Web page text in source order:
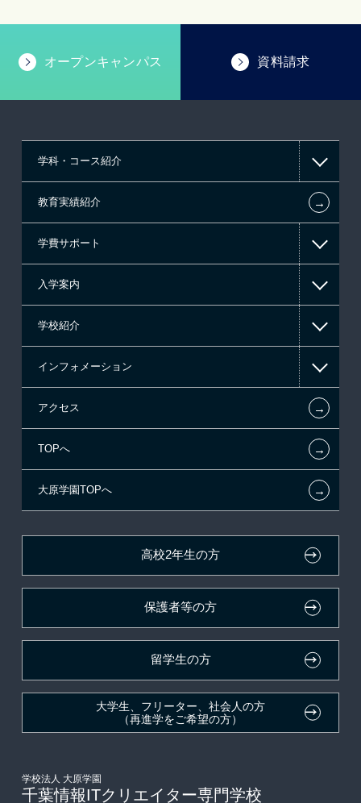
オープンキャンパス 資料請求
学科・コース紹介
情報IT系
ゲーム系
教育実績紹介 ←
学費サポート
高等教育の修学支援新制度
日本学生支援機構の奨学金
国の教育ローン
提携教育ローン
新聞奨学生
試験による特待生制度
入学案内
一般入学
AO入学
指定校推薦入学
指定校自己推薦入学
特別推薦入学
生徒会活動推薦入学
在校生・卒業生紹介推薦入学
大学生・短期大学生特別入学
学費
入学前のお勧め学習システム
学校紹介
在校生からあなたへ
施設・研修所
学生寮・マンションのご案内
大原の資格サポート制度
インフォメーション
お知らせ・新着情報
在校生へのお知らせ
各種証明書の発行ご希望の方
採用ご担当の方
アクセス ←
TOPへ ←
大原学園TOPへ ←
高校2年生の方
保護者等の方
留学生の方
大学生、フリーター、社会人の方
（再進学をご希望の方）
学校法人 大原学園
千葉情報ITクリエイター専門学校